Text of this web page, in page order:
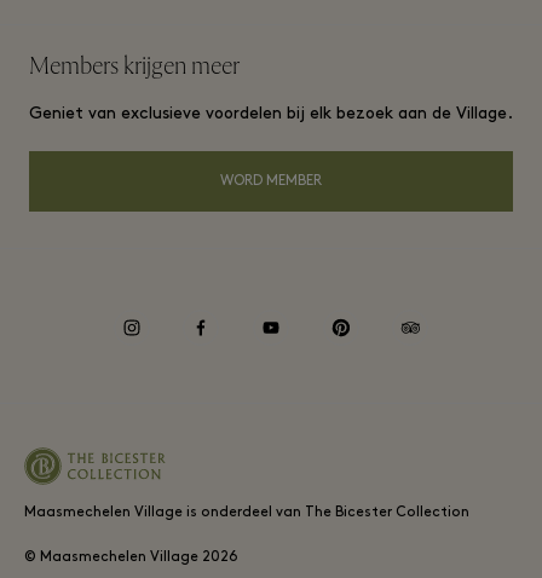
Carrières
Download app
Hotels en lokale attracties
Algemene voorwaarden lidmaatschap
Members krijgen meer
Geniet van exclusieve voordelen bij elk bezoek aan de Village.
WORD MEMBER
Maasmechelen Village is onderdeel van The Bicester Collection
© Maasmechelen Village 2026
instagramfacebookyoutube pinteresttripadvisor